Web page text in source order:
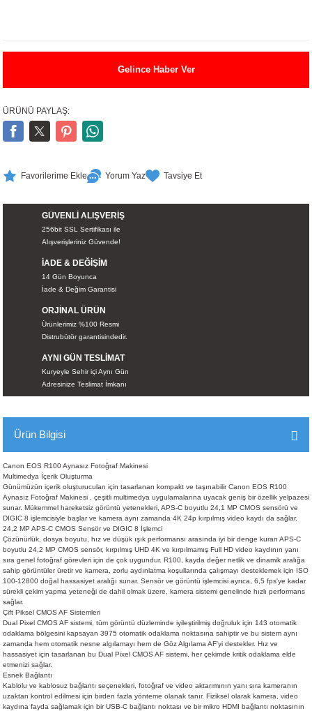
Gelince Haber Ver
ÜRÜNÜ PAYLAŞ:
Yorum Yaz Tavsiye Et
GÜVENLİ ALIŞVERİŞ
256bit SSL Sertifikası ile
Alışverişleriniz Güvende!
İADE & DEĞİŞİM
14 Gün Boyunca
İade & Değim Garantisi
ORJİNAL ÜRÜN
Ürünlerimiz %100 Resmi
Distrubütör garantisindedir.
AYNI GÜN TESLİMAT
Kuryeyle Sehir içi Aynı Gün
Adresinize Teslimat İmkanı
Ürün Bilgisi
Canon EOS R100 Aynasız Fotoğraf Makinesi
Multimedya İçerik Oluşturma
Günümüzün içerik oluşturucuları için tasarlanan kompakt ve taşınabilir Canon EOS R100
Aynasız Fotoğraf Makinesi , çeşitli multimedya uygulamalarına uyacak geniş bir özellik yelpazesi
sunar. Mükemmel hareketsiz görüntü yetenekleri, APS-C boyutlu 24,1 MP CMOS sensörü ve
DIGIC 8 işlemcisiyle başlar ve kamera aynı zamanda 4K 24p kırpılmış video kaydı da sağlar.
24,2 MP APS-C CMOS Sensör ve DIGIC 8 İşlemci
Çözünürlük, dosya boyutu, hız ve düşük ışık performansı arasında iyi bir denge kuran APS-C
boyutlu 24,2 MP CMOS sensör, kırpılmış UHD 4K ve kırpılmamış Full HD video kaydının yanı
sıra genel fotoğraf görevleri için de çok uygundur. R100, kayda değer netlik ve dinamik aralığa
sahip görüntüler üretir ve kamera, zorlu aydınlatma koşullarında çalışmayı desteklemek için ISO
100-12800 doğal hassasiyet aralığı sunar. Sensör ve görüntü işlemcisi ayrıca, 6,5 fps'ye kadar
sürekli çekim yapma yeteneği de dahil olmak üzere, kamera sistemi genelinde hızlı performans
sağlar.
Çift Piksel CMOS AF Sistemleri
Dual Pixel CMOS AF sistemi, tüm görüntü düzleminde iyileştirilmiş doğruluk için 143 otomatik
odaklama bölgesini kapsayan 3975 otomatik odaklama noktasına sahiptir ve bu sistem aynı
zamanda hem otomatik nesne algılamayı hem de Göz Algılama AF'yi destekler. Hız ve
hassasiyet için tasarlanan bu Dual Pixel CMOS AF sistemi, her çekimde kritik odaklama elde
etmenizi sağlar.
Esnek Bağlantı
Kablolu ve kablosuz bağlantı seçenekleri, fotoğraf ve video aktarımının yanı sıra kameranın
uzaktan kontrol edilmesi için birden fazla yönteme olanak tanır. Fiziksel olarak kamera, video
kaydına fayda sağlamak için bir USB-C bağlantı noktası ve bir mikro HDMI bağlantı noktasının